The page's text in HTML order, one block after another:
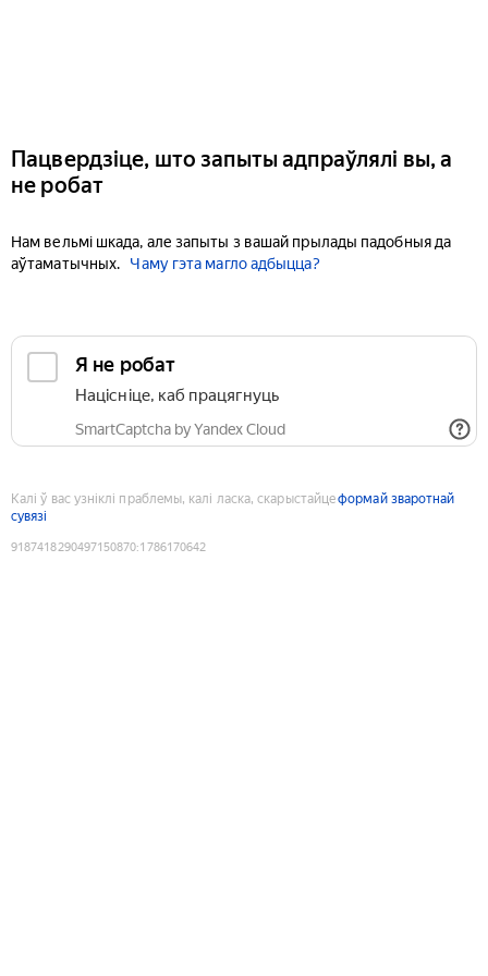
Пацвердзіце, што запыты адпраўлялі вы, а
не робат
Нам вельмі шкада, але запыты з вашай прылады падобныя да
аўтаматычных.
Чаму гэта магло адбыцца?
Я не робат
Націсніце, каб працягнуць
SmartCaptcha by Yandex Cloud
Калі ў вас узніклі праблемы, калі ласка, скарыстайцеформай зваротнай
сувязі
9187418290497150870:1786170642